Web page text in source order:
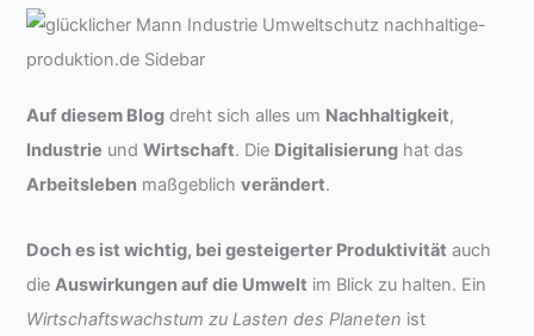
Auf diesem Blog dreht sich alles um Nachhaltigkeit,
Industrie undWirtschaft. Die Digitalisierung hat das
Arbeitsleben maßgeblichverändert.
Doch es ist wichtig, bei gesteigerter Produktivität auch
dieAuswirkungen auf die Umwelt im Blick zu halten. Ein
Wirtschaftswachstum zu Lasten des Planeten ist